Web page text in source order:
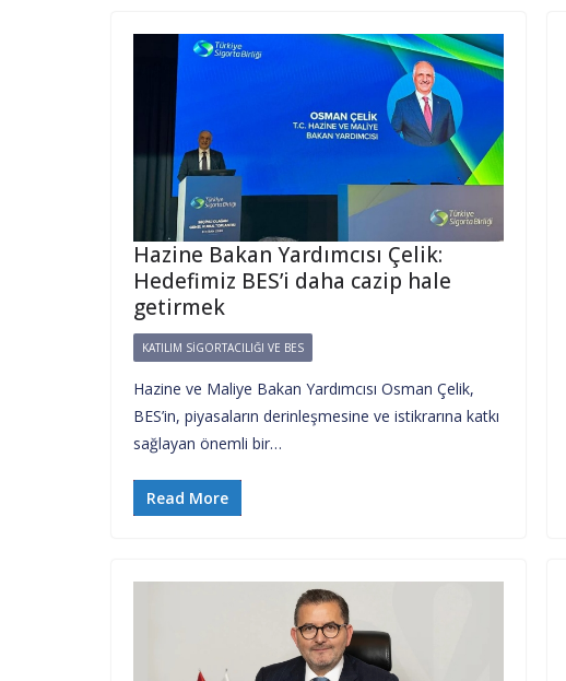
Hazine Bakan Yardımcısı Çelik:
Hedefimiz BES’i daha cazip hale
getirmek
KATILIM SIGORTACILIĞI VE BES
Hazine ve Maliye Bakan Yardımcısı Osman Çelik,
BES’in, piyasaların derinleşmesine ve istikrarına katkı
sağlayan önemli bir…
Read More